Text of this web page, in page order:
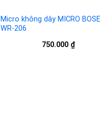
Micro không dây MICRO BOSE
WR-206
750.000 ₫